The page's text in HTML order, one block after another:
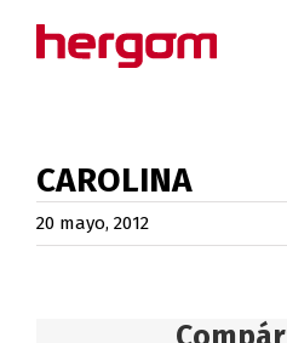
CAROLINA
20 mayo, 2012